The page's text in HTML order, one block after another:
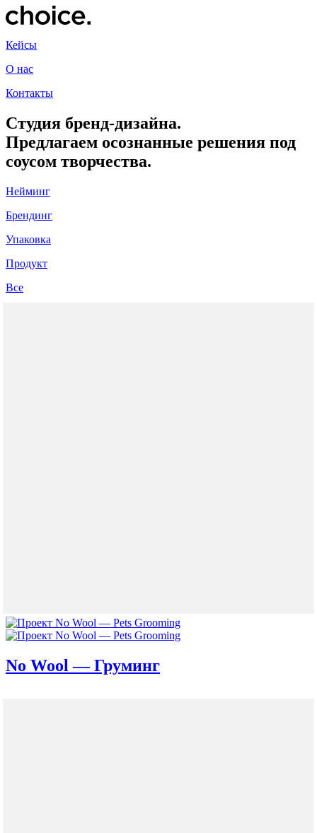
Кейсы
О нас
Контакты
Студия бренд-дизайна.
Предлагаем осознанные решения под
соусом творчества.
Нейминг
Брендинг
Упаковка
Продукт
Все
No Wool — Груминг